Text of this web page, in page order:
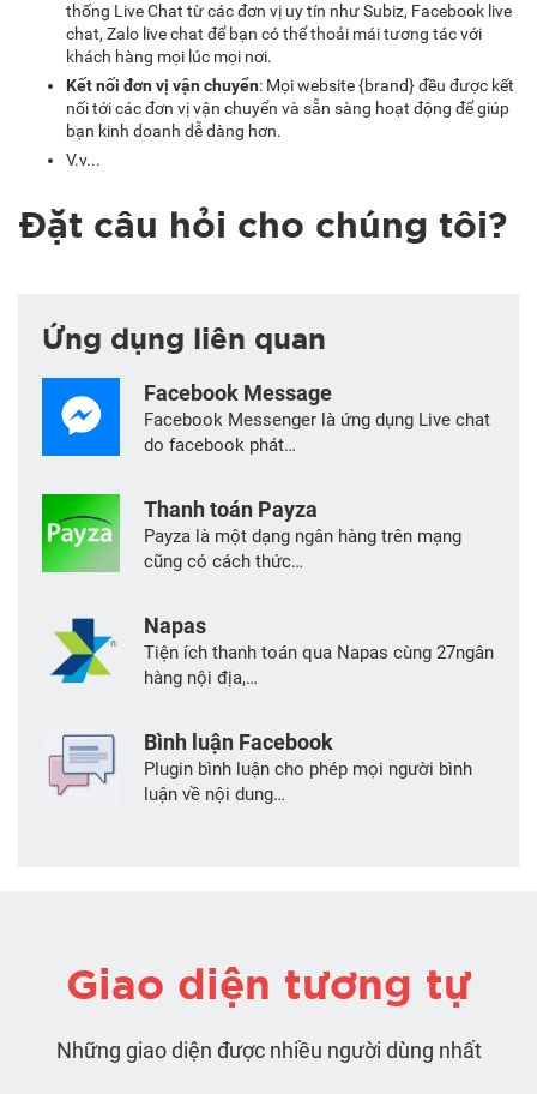
thống Live Chat từ các đơn vị uy tín như Subiz, Facebook live
chat, Zalo live chat để bạn có thể thoải mái tương tác với
khách hàng mọi lúc mọi nơi.
Kết nối đơn vị vận chuyển: Mọi website {brand} đều được kết
nối tới các đơn vị vận chuyển và sẵn sàng hoạt động để giúp
bạn kinh doanh dễ dàng hơn.
V.v...
Đặt câu hỏi cho chúng tôi?
Ứng dụng liên quan
Facebook Message
Facebook Messenger là ứng dụng Live chat
do facebook phát…
Thanh toán Payza
Payza là một dạng ngân hàng trên mạng
cũng có cách thức…
Napas
Tiện ích thanh toán qua Napas cùng 27ngân
hàng nội địa,…
Bình luận Facebook
Plugin bình luận cho phép mọi người bình
luận về nội dung…
Giao diện tương tự
Những giao diện được nhiều người dùng nhất